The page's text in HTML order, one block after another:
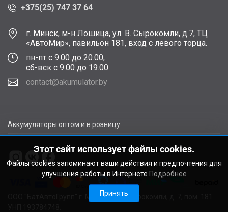
+375(25) 747 37 64
г. Минск, м-н Лошица, ул. В. Сырокомли, д.7, ТЦ
«АвтоМир», павильон 181, вход с левого торца.
пн-пт с 9.00 до 20.00,
сб-вск с 9.00 до 19.00
contact@akumulator.by
Аккумуляторы оптом и в розницу
ООО "БатАвтоГрупп" г. Минск, ул. В. Сырокомли, д. 7, пом. 181
Этот сайт использует файлы cookies.
Файлы cookies запоминают ваши действия и предпочтения для
улучшения работы в Интернете Подробнее
Принять